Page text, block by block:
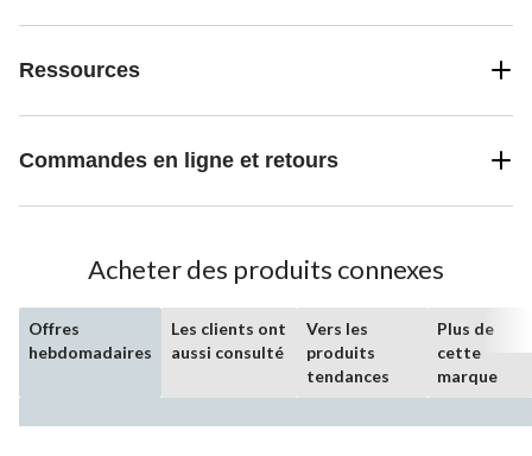
Ressources
Commandes en ligne et retours
Acheter des produits connexes
Offres
hebdomadaires
Les clients ont
aussi consulté
Vers les
produits
tendances
Plus de
cette
marque